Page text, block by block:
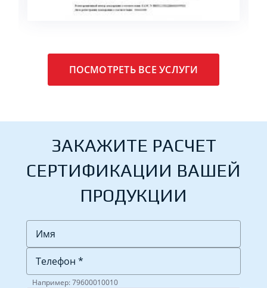
ПОСМОТРЕТЬ ВСЕ УСЛУГИ
ЗАКАЖИТЕ РАСЧЕТ
СЕРТИФИКАЦИИ ВАШЕЙ
ПРОДУКЦИИ
Например: 79600010010